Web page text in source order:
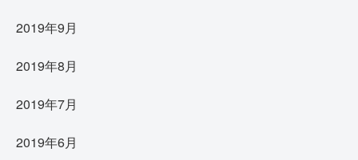
2019年9月
2019年8月
2019年7月
2019年6月